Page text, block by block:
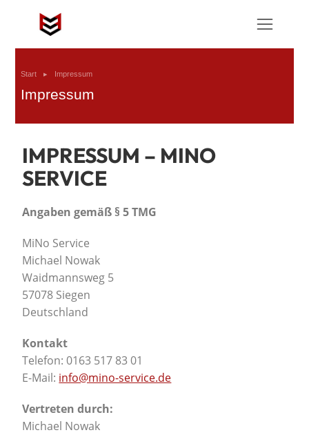
Sie befinden sich hier:
Start Impressum
Impressum
IMPRESSUM – MINO
SERVICE
Angaben gemäß § 5 TMG
MiNo Service
Michael Nowak
Waidmannsweg 5
57078 Siegen
Deutschland
Kontakt
Telefon: 0163 517 83 01
E-Mail: info@mino-service.de
Vertreten durch:
Michael Nowak